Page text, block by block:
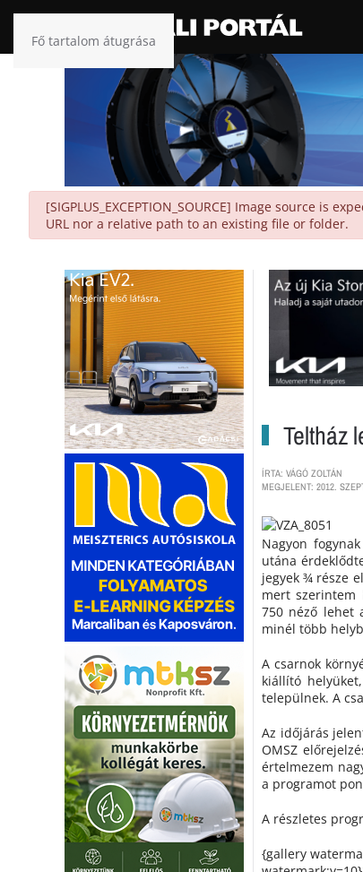
Fő tartalom átugrása
danger
[SIGPLUS_EXCEPTION_SOURCE] Image source is
URL nor a relative path to an existing file or folder.
Teltház
ÍRTA: VÁGÓ ZOLTÁN
MEGJELENT: 2012.
Nagyon
utána
jegyek ¾ része
mert szerintem
750 néző lehet
minél több
A csarnok
kiállító
települnek. A
Az időjárás
OMSZ
értelmezem
a programot
A részletes
{gallery